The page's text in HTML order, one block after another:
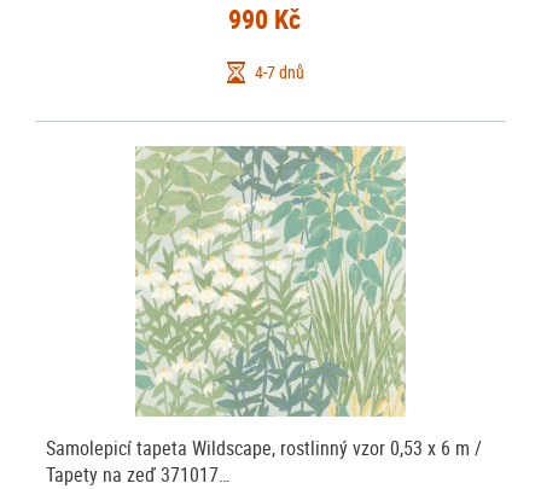
990 Kč
4-7 dnů
Samolepicí tapeta Wildscape, rostlinný vzor 0,53 x 6 m /
Tapety na zeď 371017…